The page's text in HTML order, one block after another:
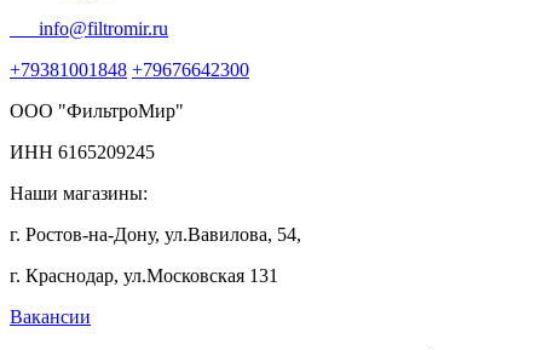
info@filtromir.ru
+79381001848 +79676642300
ООО "ФильтроМир"
ИНН 6165209245
Наши магазины:
г. Ростов-на-Дону, ул.Вавилова, 54,
г. Краснодар, ул.Московская 131
Вакансии